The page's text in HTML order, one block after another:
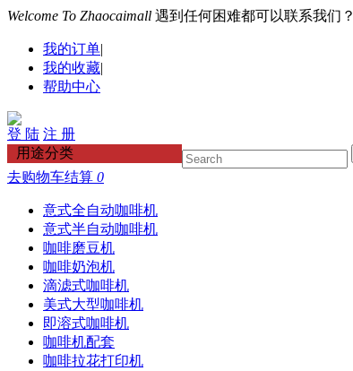
Welcome To Zhaocaimall 遇到任何困难都可以联系我们？
我的订单|
我的收藏|
帮助中心
登 陆 注 册
用途分类
去购物车结算 0
意式全自动咖啡机
意式半自动咖啡机
咖啡磨豆机
咖啡奶泡机
滴滤式咖啡机
美式大型咖啡机
即溶式咖啡机
咖啡机配套
咖啡拉花打印机